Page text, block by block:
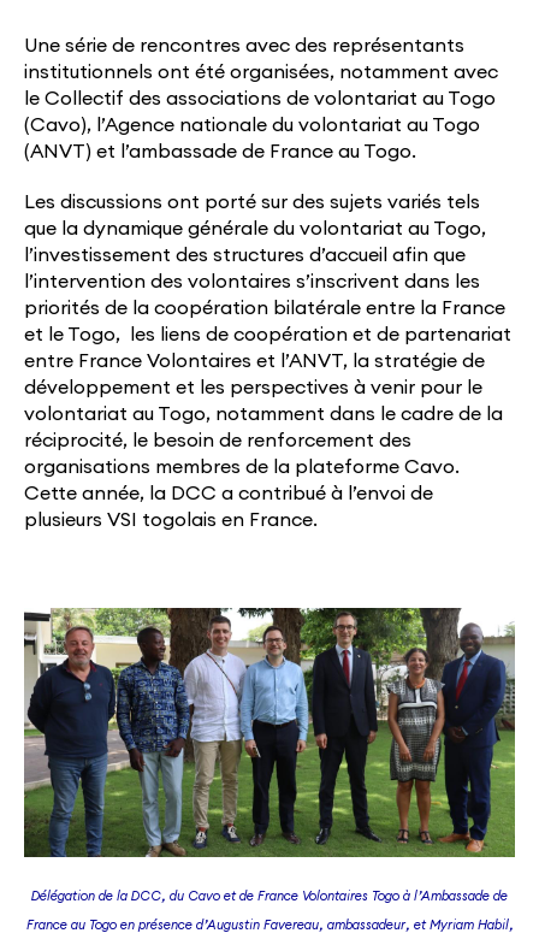
Une série de rencontres avec des représentants
institutionnels ont été organisées, notamment avec
le Collectif des associations de volontariat au Togo
(Cavo), l’Agence nationale du volontariat au Togo
(ANVT) et l’ambassade de France au Togo.
Les discussions ont porté sur des sujets variés tels
que la dynamique générale du volontariat au Togo,
l’investissement des structures d’accueil afin que
l’intervention des volontaires s’inscrivent dans les
priorités de la coopération bilatérale entre la France
et le Togo, les liens de coopération et de partenariat
entre France Volontaires et l’ANVT, la stratégie de
développement et les perspectives à venir pour le
volontariat au Togo, notamment dans le cadre de la
réciprocité, le besoin de renforcement des
organisations membres de la plateforme Cavo.
Cette année, la DCC a contribué à l’envoi de
plusieurs VSI togolais en France.
Délégation de la DCC, du Cavo et de France Volontaires Togo à l’Ambassade de
France au Togo en présence d’Augustin Favereau, ambassadeur, et Myriam Habil,